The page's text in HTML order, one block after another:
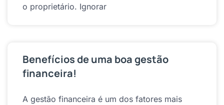
o proprietário. Ignorar
Benefícios de uma boa gestão
financeira!
A gestão financeira é um dos fatores mais